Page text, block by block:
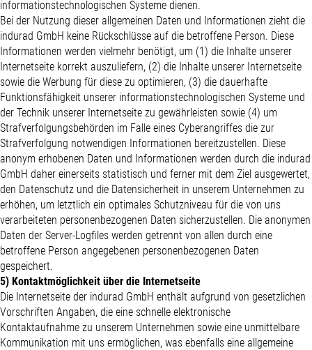
informationstechnologischen Systeme dienen.
Bei der Nutzung dieser allgemeinen Daten und Informationen zieht die
indurad GmbH keine Rückschlüsse auf die betroffene Person. Diese
Informationen werden vielmehr benötigt, um (1) die Inhalte unserer
Internetseite korrekt auszuliefern, (2) die Inhalte unserer Internetseite
sowie die Werbung für diese zu optimieren, (3) die dauerhafte
Funktionsfähigkeit unserer informationstechnologischen Systeme und
der Technik unserer Internetseite zu gewährleisten sowie (4) um
Strafverfolgungsbehörden im Falle eines Cyberangriffes die zur
Strafverfolgung notwendigen Informationen bereitzustellen. Diese
anonym erhobenen Daten und Informationen werden durch die indurad
GmbH daher einerseits statistisch und ferner mit dem Ziel ausgewertet,
den Datenschutz und die Datensicherheit in unserem Unternehmen zu
erhöhen, um letztlich ein optimales Schutzniveau für die von uns
verarbeiteten personenbezogenen Daten sicherzustellen. Die anonymen
Daten der Server-Logfiles werden getrennt von allen durch eine
betroffene Person angegebenen personenbezogenen Daten
gespeichert.
5) Kontaktmöglichkeit über die Internetseite
Die Internetseite der indurad GmbH enthält aufgrund von gesetzlichen
Vorschriften Angaben, die eine schnelle elektronische
Kontaktaufnahme zu unserem Unternehmen sowie eine unmittelbare
Kommunikation mit uns ermöglichen, was ebenfalls eine allgemeine